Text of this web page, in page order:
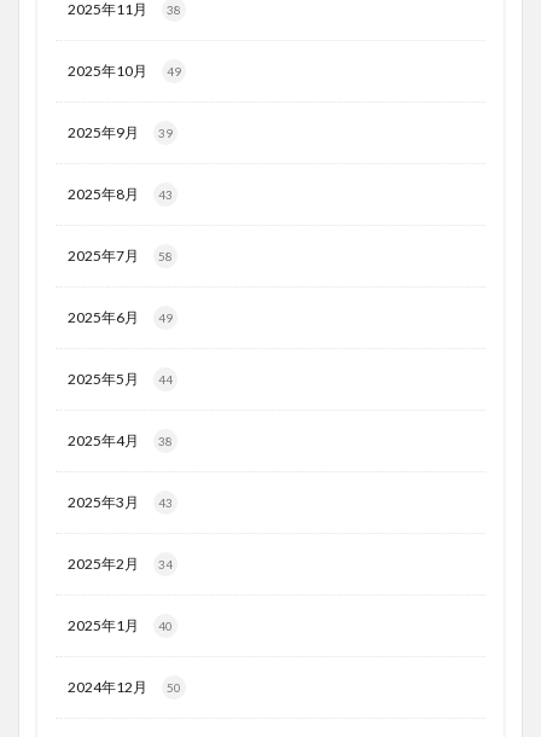
2025年11月 38
2025年10月 49
2025年9月 39
2025年8月 43
2025年7月 58
2025年6月 49
2025年5月 44
2025年4月 38
2025年3月 43
2025年2月 34
2025年1月 40
2024年12月 50